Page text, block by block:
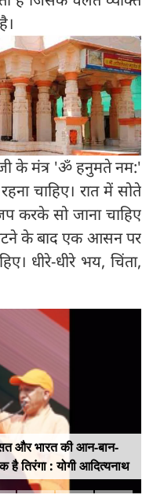
के मंत्र 'ॐ हनुमते नम:'
चाहिए। रात में सोते
करके सो जाना चाहिए
के बाद एक आसन पर
धीरे-धीरे भय, चिंता,
और भारत की आन-बान-
है तिरंगा : योगी आदित्यनाथ